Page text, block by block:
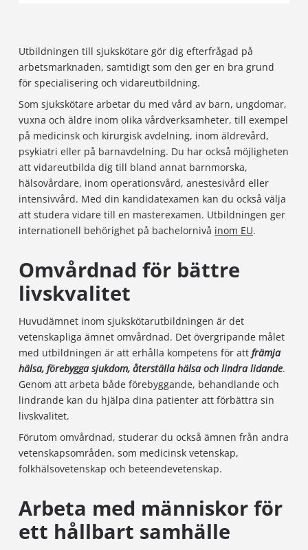
Utbildningen till sjukskötare gör dig efterfrågad på
arbetsmarknaden, samtidigt som den ger en bra grund
för specialisering och vidareutbildning.
Som sjukskötare arbetar du med vård av barn, ungdomar,
vuxna och äldre inom olika vårdverksamheter, till exempel
på medicinsk och kirurgisk avdelning, inom äldrevård,
psykiatri eller på barnavdelning. Du har också möjligheten
att vidareutbilda dig till bland annat barnmorska,
hälsovårdare, inom operationsvård, anestesivård eller
intensivvård. Med din kandidatexamen kan du också välja
att studera vidare till en masterexamen. Utbildningen ger
internationell behörighet på bachelornivå inom EU.
Omvårdnad för bättre
livskvalitet
Huvudämnet inom sjukskötarutbildningen är det
vetenskapliga ämnet omvårdnad. Det övergripande målet
med utbildningen är att erhålla kompetens för att främja
hälsa, förebygga sjukdom, återställa hälsa och lindra lidande.
Genom att arbeta både förebyggande, behandlande och
lindrande kan du hjälpa dina patienter att förbättra sin
livskvalitet.
Förutom omvårdnad, studerar du också ämnen från andra
vetenskapsområden, som medicinsk vetenskap,
folkhälsovetenskap och beteendevetenskap.
Arbeta med människor för
ett hållbart samhälle